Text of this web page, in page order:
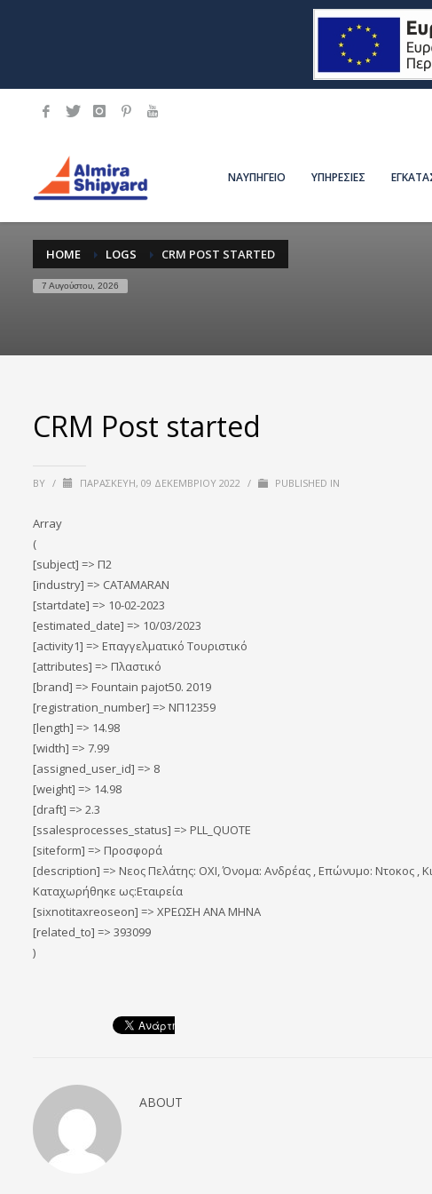
ΝΑΥΠΗΓΕΙΟ ΥΠΗΡΕΣΙΕΣ
HOME LOGS CRM POST STARTED
7 Αυγούστου, 2026
CRM Post started
BY / ΠΑΡΑΣΚΕΥΉ, 09 ΔΕΚΕΜΒΡΊΟΥ 2022 / PUBLISHED IN
Array
(
[subject] => Π2
[industry] => CATAMARAN
[startdate] => 10-02-2023
[estimated_date] => 10/03/2023
[activity1] => Επαγγελματικό Τουριστικό
[attributes] => Πλαστικό
[brand] => Fountain pajot50. 2019
[registration_number] => ΝΠ12359
[length] => 14.98
[width] => 7.99
[assigned_user_id] => 8
[weight] => 14.98
[draft] => 2.3
[ssalesprocesses_status] => PLL_QUOTE
[siteform] => Προσφορά
[description] => Νεος Πελάτης: ΟΧΙ, Όνομα: Ανδρέας , Επώνυμο: Ντοκος ,
Καταχωρήθηκε ως:Εταιρεία
[sixnotitaxreoseon] => ΧΡΕΩΣΗ ΑΝΑ ΜΗΝΑ
[related_to] => 393099
)
ABOUT